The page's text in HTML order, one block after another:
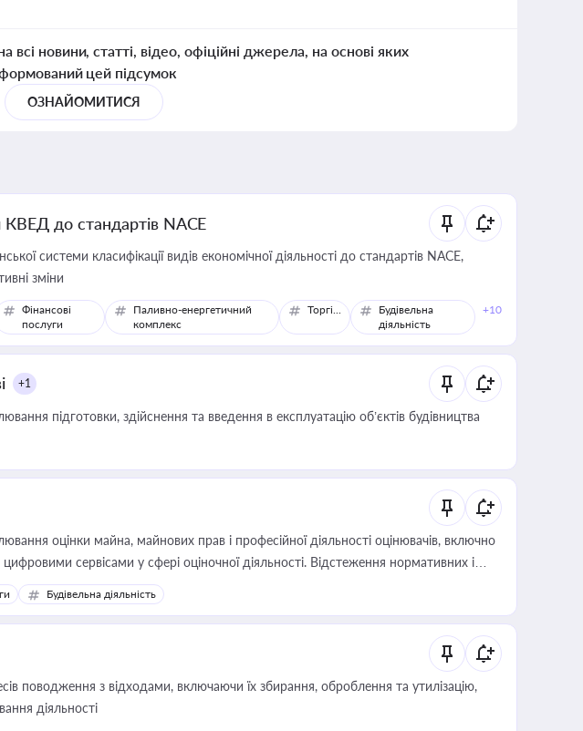
новини, статті, відео, офіційні джерела, на основі яких
цей підсумок
ОЗНАЙОМИТИСЯ
КВЕД до стандартів NACE
системи класифікації видів економічної діяльності до стандартів NACE,
зміни
Фінансові
послуги
Паливно-енергетичний
комплекс
Торгівля
Будівельна
діяльність
+10
+1
підготовки, здійснення та введення в експлуатацію об’єктів будівництва
оцінки майна, майнових прав і професійної діяльності оцінювачів, включно
сервісами у сфері оціночної діяльності. Відстеження нормативних і
бізнесу, керівника, юриста або бухгалтера під час оподаткування,
угод і перевірки статусу суб'єктів оціночної діяльності
Будівельна діяльність
поводження з відходами, включаючи їх збирання, оброблення та утилізацію,
діяльності